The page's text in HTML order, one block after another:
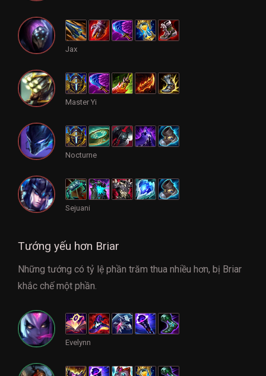
Jax
Master Yi
Nocturne
Sejuani
Tướng yếu hơn Briar
Những tướng có tỷ lệ phần trăm thua nhiều hơn, bị Briar
khắc chế một phần.
Evelynn